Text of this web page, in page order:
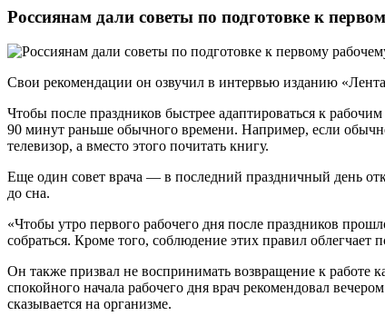
Россиянам дали советы по подготовке к
Свои рекомендации он озвучил в интервью изданию
Чтобы после праздников быстрее адаптироваться к
90 минут раньше обычного времени. Например, если
телевизор, а вместо этого почитать книгу.
Еще один совет врача — в последний праздничный день
до сна.
«Чтобы утро первого рабочего дня после праздников
собраться. Кроме того, соблюдение этих правил
Он также призвал не воспринимать возвращение к работе
спокойного начала рабочего дня врач рекомендовал
сказывается на организме.